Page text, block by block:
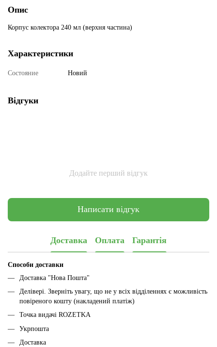
Опис
Корпус колектора 240 мл (верхня частина)
Характеристики
Состояние Новий
Відгуки
Додайте перший відгук
Написати відгук
Доставка Оплата Гарантія
Способи доставки
Доставка "Нова Пошта"
Делівері. Зверніть увагу, що не у всіх відділеннях є можливість
повіреного кошту (накладений платіж)
Точка видачі ROZETKA
Укрпошта
Доставка